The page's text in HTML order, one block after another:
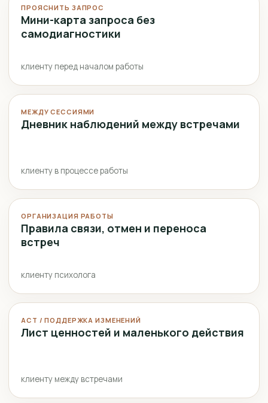
ПРОЯСНИТЬ ЗАПРОС
Мини-карта запроса без
самодиагностики
клиенту перед началом работы
МЕЖДУ СЕССИЯМИ
Дневник наблюдений между встречами
клиенту в процессе работы
ОРГАНИЗАЦИЯ РАБОТЫ
Правила связи, отмен и переноса
встреч
клиенту психолога
ACT / ПОДДЕРЖКА ИЗМЕНЕНИЙ
Лист ценностей и маленького действия
клиенту между встречами